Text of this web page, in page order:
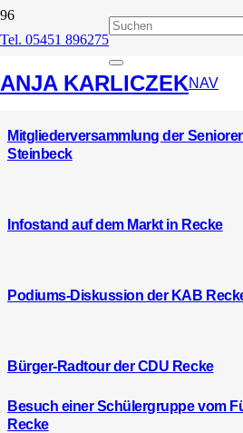
Tel. 05451 896275
ANJA KARLICZEKNAV
Recke
Mitgliederversammlung der
Steinbeck
Infostand auf dem Markt in Recke
Podiums-Diskussion der KAB
Bürger-Radtour der CDU Recke
Besuch einer Schülergruppe vom
Recke